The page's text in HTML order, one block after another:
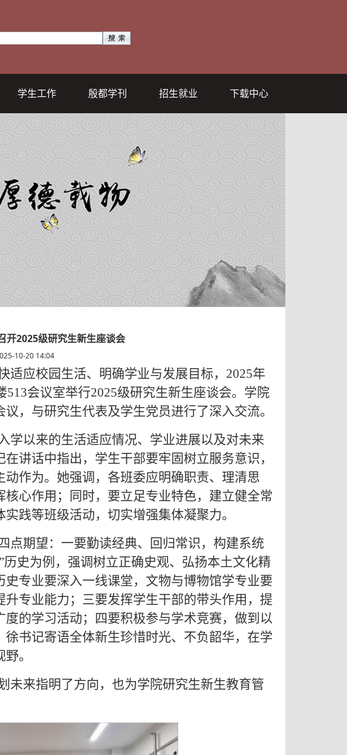
学生工作 殷都学刊 招生就业 下载中心
开2025级研究生新生座谈会
10-20 14:04
适应校园生活、明确学业与发展目标，2025年
会议室举行2025级研究生新生座谈会。学院
，与研究生代表及学生党员进行了深入交流。
学以来的生活适应情况、学业进展以及对未来
讲话中指出，学生干部要牢固树立服务意识，
作为。她强调，各班委应明确职责、理清思
心作用；同时，要立足专业特色，建立健全常
践等班级活动，切实增强集体凝聚力。
点期望：一要勤读经典、回归常识，构建系统
史为例，强调树立正确史观、弘扬本土文化精
专业要深入一线课堂，文物与博物馆学专业要
专业能力；三要发挥学生干部的带头作用，提
的学习活动；四要积极参与学术竞赛，做到以
书记寄语全体新生珍惜时光、不负韶华，在学
。
未来指明了方向，也为学院研究生新生教育管